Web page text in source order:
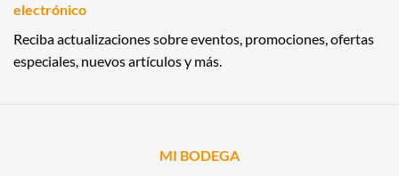
electrónico
Reciba actualizaciones sobre eventos, promociones, ofertas
especiales, nuevos artículos y más.
MI BODEGA